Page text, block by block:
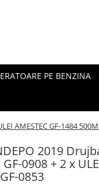
PE BENZINA
AMESTEC GF-1484
2019
0908 + 2 x
0853